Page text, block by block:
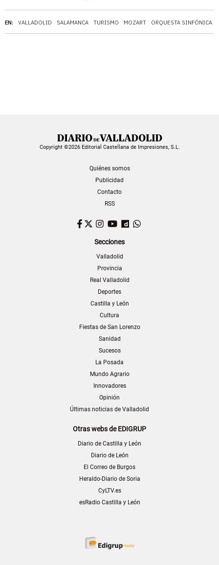
EN: VALLADOLID SALAMANCA TURISMO MOZART ORQUESTA SINFÓNICA
Copyright ©2026 Editorial Castellana de Impresiones, S.L.
Quiénes somos
Publicidad
Contacto
RSS
Facebook
TwitterInstagram
YouTubeDailymotion
Secciones
Valladolid
Provincia
Real Valladolid
Deportes
Castilla y León
Cultura
Fiestas de San Lorenzo
Sanidad
Sucesos
La Posada
Mundo Agrario
Innovadores
Opinión
Últimas noticias de Valladolid
Otras webs de EDIGRUP
Diario de Castilla y León
Diario de León
El Correo de Burgos
Heraldo-Diario de Soria
CyLTV.es
esRadio Castilla y León